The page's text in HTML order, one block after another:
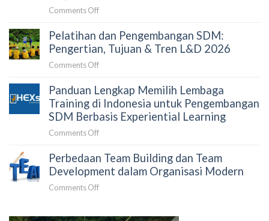
Anggaran
Program
Team
Building
Comments Offon
Building
Bukan
Outing:
untuk
Korporasi
dan
Lembaga
Pelatihan dan Pengembangan SDM:
Pengertian, Tujuan & Tren L&D 2026
Comments Offon
dan
Pengembangan
SDM:
Pengertian,
Tren
L&D
2026
Panduan Lengkap Memilih Lembaga
Training di Indonesia untuk Pengembangan
SDM Berbasis Experiential Learning
Comments Offon
Lengkap
Memilih
Indonesia
Perbedaan Team Building dan Team
Development dalam Organisasi Modern
Comments Offon